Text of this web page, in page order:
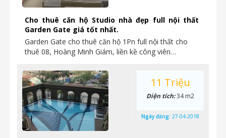
Cho thuê căn hộ Studio nhà đẹp full nội thất
Garden Gate giá tốt nhất.
Garden Gate cho thuê căn hộ 1Pn full nội thất cho
thuê 08, Hoàng Minh Giám, liền kề công viên…
11 Triệu
Diện tích:34 m2
Ngày đăng: 27-04-2018